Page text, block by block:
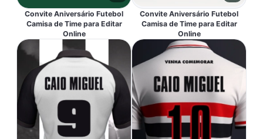
Convite Aniversário Futebol
Camisa de Time para Editar
Online
Convite Aniversário Futebol
Camisa de Time para Editar
Online